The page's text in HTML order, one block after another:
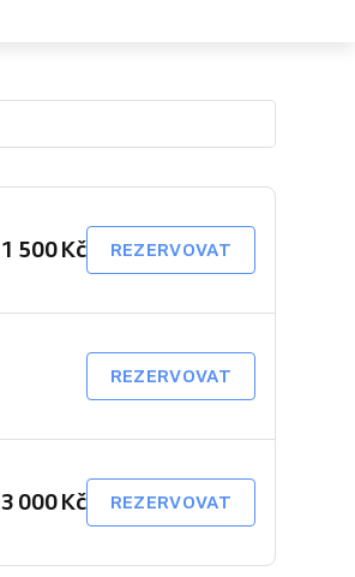
1 500 Kč REZERVOVAT
REZERVOVAT
3 000 Kč REZERVOVAT